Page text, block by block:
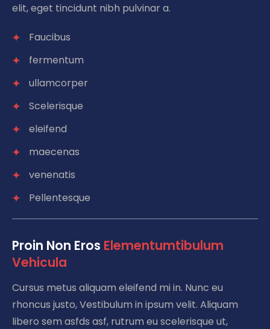
elit, eget tincidunt nibh pulvinar a.
Faucibus
fermentum
ullamcorper
Scelerisque
eleifend
maecenas
venenatis
Pellentesque
Proin Non Eros Elementumtibulum
Vehicula
Cursus metus aliquam eleifend mi in. Nunc eu
rhoncus justo, Vestibulum in ipsum velit. Aliquam
libero sem asfds asf, rutrum eu scelerisque ut,